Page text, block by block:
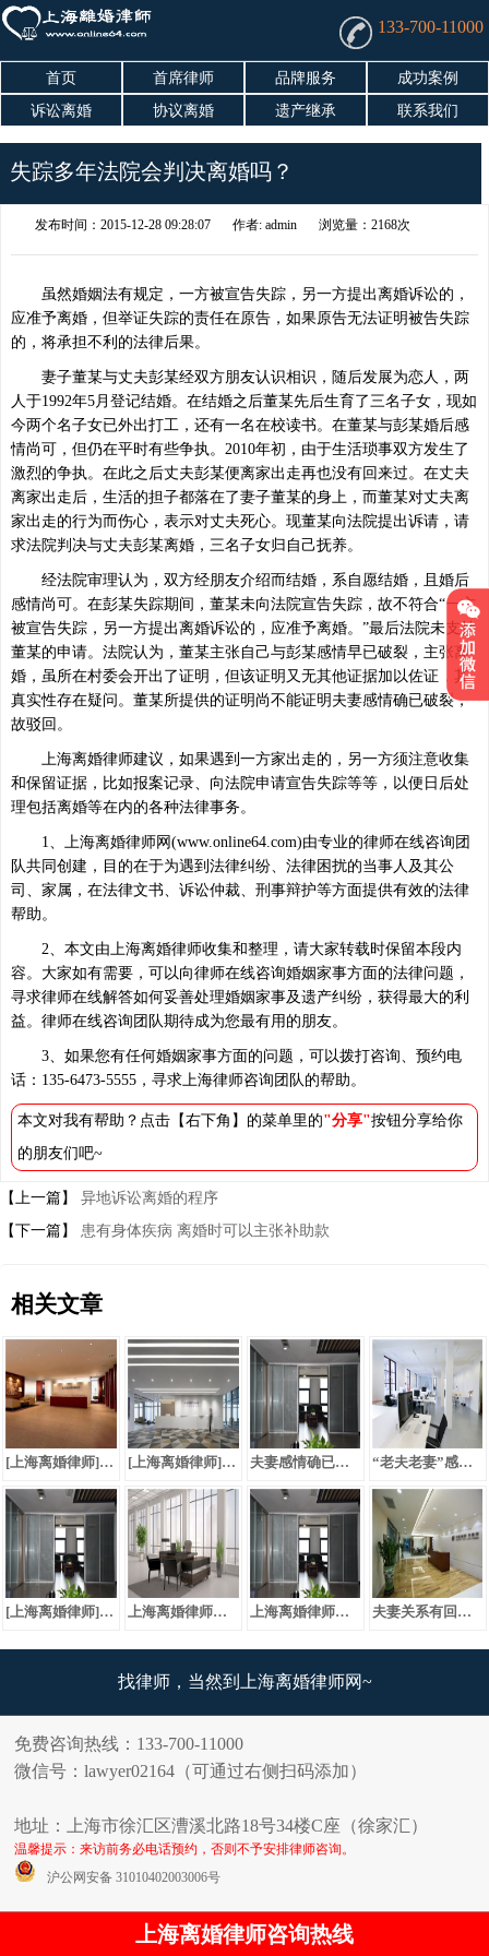
133-700-11000
首页 首席律师 品牌服务
成功案例
诉讼离婚
协议离婚 遗产继承 联系我们
失踪多年法院会判决离婚吗？
发布时间：2015-12-28 09:28:07 作者: admin 浏览量：2168次
虽然婚姻法有规定，一方被宣告失踪，另一方提出离婚诉讼的，
应准予离婚，但举证失踪的责任在原告，如果原告无法证明被告失踪
的，将承担不利的法律后果。
妻子董某与丈夫彭某经双方朋友认识相识，随后发展为恋人，两
人于1992年5月登记结婚。在结婚之后董某先后生育了三名子女，现如
今两个名子女已外出打工，还有一名在校读书。在董某与彭某婚后感
情尚可，但仍在平时有些争执。2010年初，由于生活琐事双方发生了
激烈的争执。在此之后丈夫彭某便离家出走再也没有回来过。在丈夫
离家出走后，生活的担子都落在了妻子董某的身上，而董某对丈夫离
家出走的行为而伤心，表示对丈夫死心。现董某向法院提出诉请，请
求法院判决与丈夫彭某离婚，三名子女归自己抚养。
经法院审理认为，双方经朋友介绍而结婚，系自愿结婚，且婚后
感情尚可。在彭某失踪期间，董某未向法院宣告失踪，故不符合“一方
被宣告失踪，另一方提出离婚诉讼的，应准予离婚。”最后法院未支持
董某的申请。法院认为，董某主张自己与彭某感情早已破裂，主张离
婚，虽所在村委会开出了证明，但该证明又无其他证据加以佐证，其
真实性存在疑问。董某所提供的证明尚不能证明夫妻感情确已破裂，
故驳回。
上海离婚律师建议，如果遇到一方家出走的，另一方须注意收集
和保留证据，比如报案记录、向法院申请宣告失踪等等，以便日后处
理包括离婚等在内的各种法律事务。
1、上海离婚律师网(www.online64.com)由专业的律师在线咨询团
队共同创建，目的在于为遇到法律纠纷、法律困扰的当事人及其公
司、家属，在法律文书、诉讼仲裁、刑事辩护等方面提供有效的法律
帮助。
2、本文由上海离婚律师收集和整理，请大家转载时保留本段内
容。大家如有需要，可以向律师在线咨询婚姻家事方面的法律问题，
寻求律师在线解答如何妥善处理婚姻家事及遗产纠纷，获得最大的利
益。律师在线咨询团队期待成为您最有用的朋友。
3、如果您有任何婚姻家事方面的问题，可以拨打咨询、预约电
话：135-6473-5555，寻求上海律师咨询团队的帮助。
本文对我有帮助？点击【右下角】的菜单里的"分享"按钮分享给你
的朋友们吧~
【上一篇】
异地诉讼离婚的程序
【下一篇】
患有身体疾病 离婚时可以主张补助款
相关文章
[上海离婚律师]离婚败诉后失去音讯，可否离婚？ [上海离婚律师]分居四年能否作为离婚条件？ 夫妻感情确已破裂，是准许离婚的法定条件 “老夫老妻”感情不和，起诉离婚
[上海离婚律师]夫妻之间缺少信任，互相埋怨，法院可以判决离婚吗 上海离婚律师：夫妻关系冷漠起诉离婚 上海离婚律师：赡养父母为每个子女应尽义务 夫妻关系有回转的可能法院不应判决离婚
找律师，当然到上海离婚律师网~
免费咨询热线：133-700-11000
微信号：lawyer02164（可通过右侧扫码添加）
地址：上海市徐汇区漕溪北路18号34楼C座（徐家汇）
温馨提示：来访前务必电话预约，否则不予安排律师咨询。
沪公网安备 31010402003006号
上海离婚律师咨询热线